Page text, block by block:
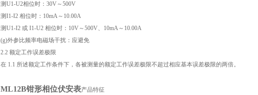
测U1-U2相位时：30V～500V
测I1-I2 相位时：10mA～10.00A
测U1-I2 或 I1-U2 相位时：10V～500V、10mA～10.00A
(g)外参比频率电磁场干扰：应避免
2.2 额定工作误差极限
在 1.1 所述额定工作条件下，各被测量的额定工作误差极限不超过相应基本误差极限的两倍。
ML12B钳形相位伏安表产品特征